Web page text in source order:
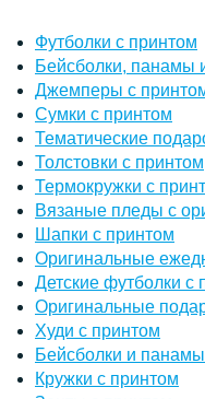
Футболки с принтом
Бейсболки, панамы
Джемперы с
Сумки с принтом
Тематические
Толстовки с принтом
Термокружки с
Вязаные пледы с
Шапки с принтом
Оригинальные
Детские футболки с
Оригинальные
Худи с принтом
Бейсболки и
Кружки с принтом